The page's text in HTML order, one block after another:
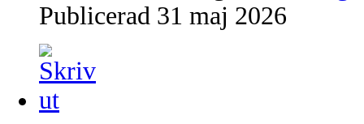
Publicerad 31 maj 2026